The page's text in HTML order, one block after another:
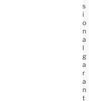
s
i
o
n
a
l
g
a
r
a
n
t